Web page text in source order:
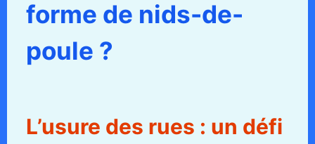
forme de nids-de-
poule ?
L’usure des rues : un défi